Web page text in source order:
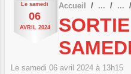
Le samedi
06
AVRIL 2024
Accueil
Le samedi 06 avril 2024 à 13h15